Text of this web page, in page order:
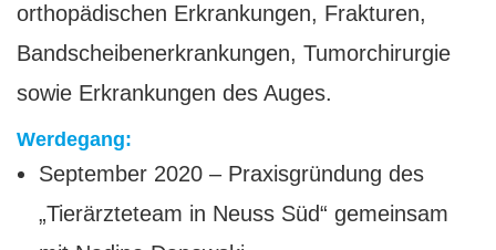
orthopädischen Erkrankungen, Frakturen,
Bandscheibenerkrankungen, Tumorchirurgie
sowie Erkrankungen des Auges.
Werdegang:
September 2020 – Praxisgründung des
„Tierärzteteam in Neuss Süd“ gemeinsam